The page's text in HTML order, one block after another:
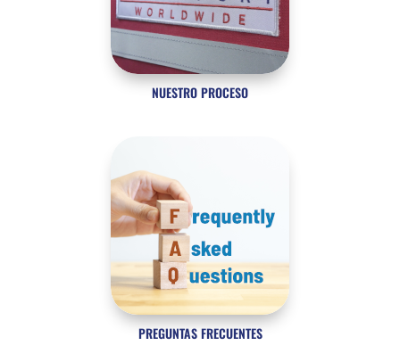
NUESTRO PROCESO
PREGUNTAS FRECUENTES